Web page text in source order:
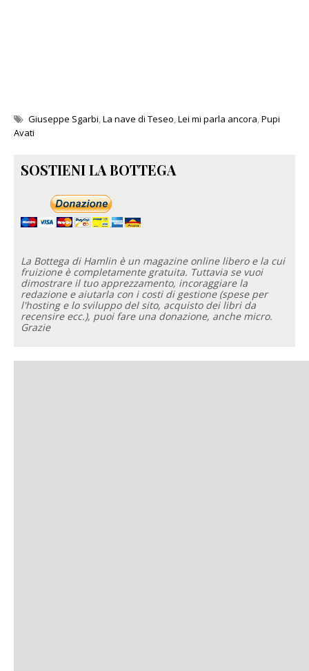
Giuseppe Sgarbi,La nave di Teseo,Lei mi parla ancora,Pupi
Avati
SOSTIENI LA BOTTEGA
La Bottega di Hamlin è un magazine online libero e la cui
fruizione è completamente gratuita. Tuttavia se vuoi
dimostrare il tuo apprezzamento, incoraggiare la
redazione e aiutarla con i costi di gestione (spese per
l'hosting e lo sviluppo del sito, acquisto dei libri da
recensire ecc.), puoi fare una donazione, anche micro.
Grazie